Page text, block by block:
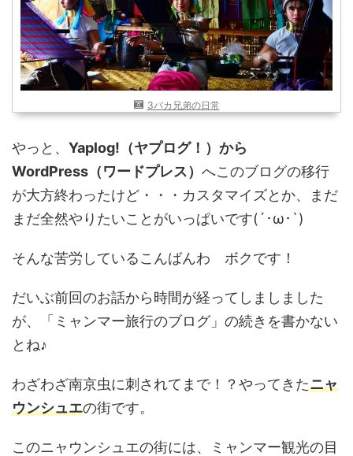
Web・ガジェット
スマホ・タブレット
PC・インターネット
ポケモンGO
AND OR
3バカ兄弟の日常
やっと、 Yaplog!（ヤプログ！）から
WordPress（ワードプレス） へこのブログの移行
が大方終わったけど・・・カスタマイズとか、まだ
まだ全然やりたいことがいっぱいです(´･ω･`)
そんな苦労しているこんばんわ ボクです！
だいぶ前回のお話から時間が経ってしましました
が、「ミャンマー旅行のブログ」の続きを書かない
とね♪
わざわざ南京虫に刺されてまで！？やってきたニャ
ウンシュエの街です。
このニャウンシュエの街には、ミャンマー観光の目